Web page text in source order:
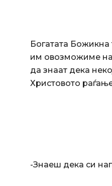
Богатата Божикна
им овозможиме на
да знаат дека
Христовото
-Знаеш дека си